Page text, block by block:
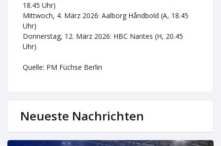
18.45 Uhr)
Mittwoch, 4. März 2026: Aalborg Håndbold (A, 18.45
Uhr)
Donnerstag, 12. März 2026: HBC Nantes (H, 20.45
Uhr)
Quelle: PM Füchse Berlin
Neueste Nachrichten